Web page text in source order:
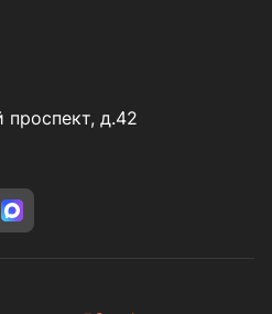
проспект, д.42